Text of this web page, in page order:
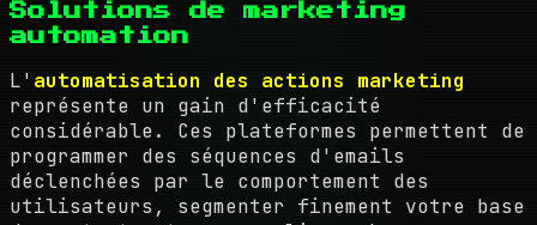
Solutions de marketing
automation
L' automatisation des actions marketing
représente un gain d'efficacité
considérable. Ces plateformes permettent de
programmer des séquences d'emails
déclenchées par le comportement des
utilisateurs, segmenter finement votre base